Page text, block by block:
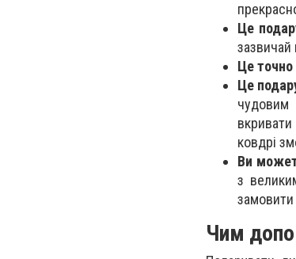
Це
зазвичай
Це точно
Це
чудовим
ковдрі
Ви
з
замовити
Чим